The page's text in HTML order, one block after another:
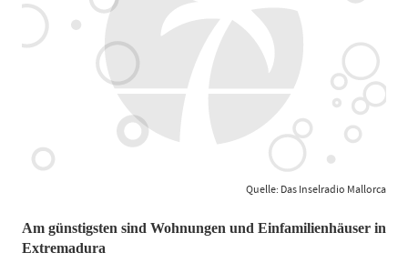
Quelle: Das Inselradio Mallorca
​​​​​​​Am günstigsten sind Wohnungen und Einfamilienhäuser in
Extremadura